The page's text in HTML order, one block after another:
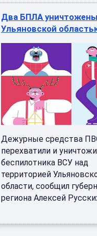
Два БПЛА
Ульяновской
Дежурные средства
перехватили и
беспилотника ВСУ над
территорией
области, сообщил
региона Алексей